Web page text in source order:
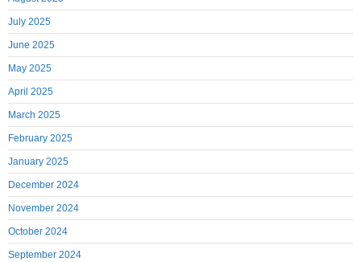
July 2025
June 2025
May 2025
April 2025
March 2025
February 2025
January 2025
December 2024
November 2024
October 2024
September 2024